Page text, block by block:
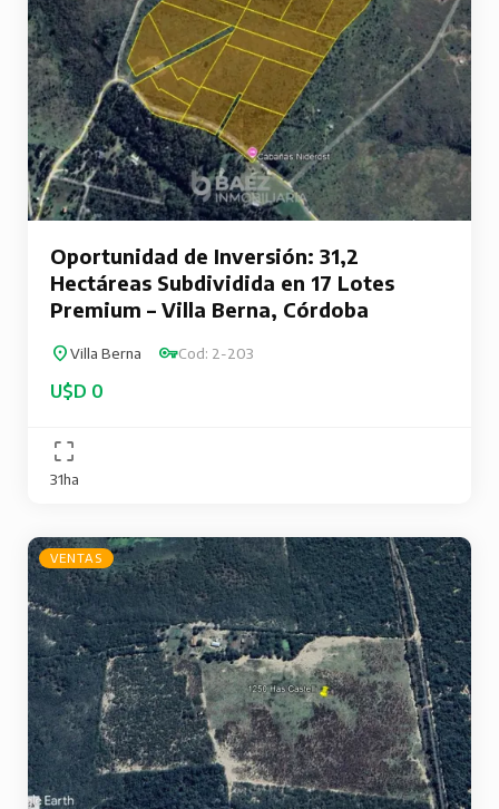
Oportunidad de Inversión: 31,2
Hectáreas Subdividida en 17 Lotes
Premium – Villa Berna, Córdoba
Villa Berna Cod: 2-203
U$D 0
31ha
VENTAS